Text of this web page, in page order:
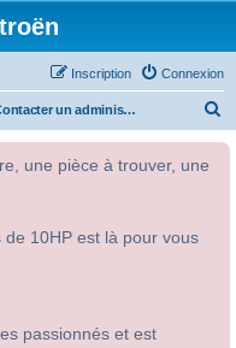
Connexion
Inscription
Contacter un administrateur du forum
une pièce à trouver, une
10HP est là pour vous
passionnés et est